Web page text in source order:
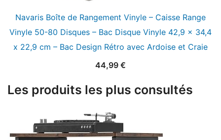
Navaris Boîte de Rangement Vinyle – Caisse Range
Vinyle 50-80 Disques – Bac Disque Vinyle 42,9 x 34,4
x 22,9 cm – Bac Design Rétro avec Ardoise et Craie
44,99 €
Les produits les plus consultés